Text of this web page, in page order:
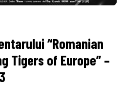
“Romanian
Tigers of Europe” –